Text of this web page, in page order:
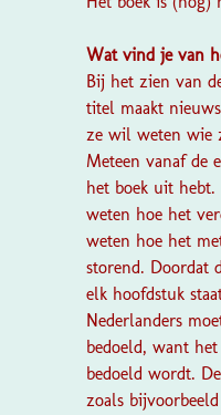
Wat vind je van
Bij het zien van
titel maakt
ze wil weten wie
Meteen vanaf de
het boek uit
weten hoe het
weten hoe het
storend. Doordat
elk hoofdstuk
Nederlanders
bedoeld, want
bedoeld wordt.
zoals